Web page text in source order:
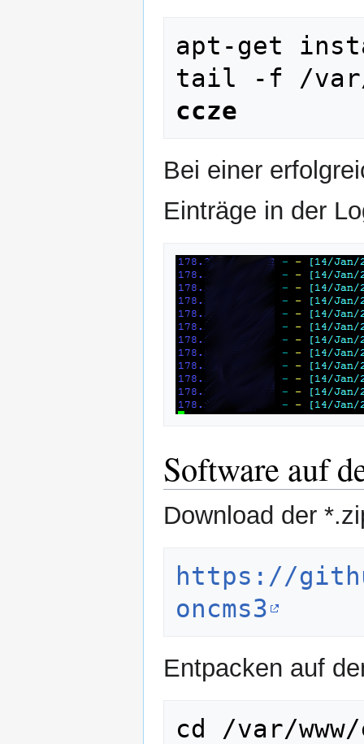
apt-get
ccze
Bei einer
Einträge in der
Software auf
Download der
https://
oncms3
Entpacken auf
cd /var/www/